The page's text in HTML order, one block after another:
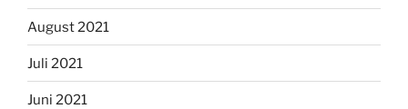
August 2021
Juli 2021
Juni 2021